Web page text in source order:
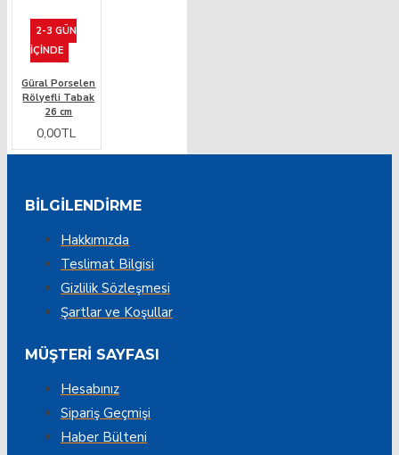
2-3 GÜN
IÇINDE
Güral Porselen
Rölyefli Tabak
26 cm
0,00TL
BILGILENDIRME
Hakkımızda
Teslimat Bilgisi
Gizlilik Sözleşmesi
Şartlar ve Koşullar
MÜŞTERI SAYFASI
Hesabınız
Sipariş Geçmişi
Haber Bülteni